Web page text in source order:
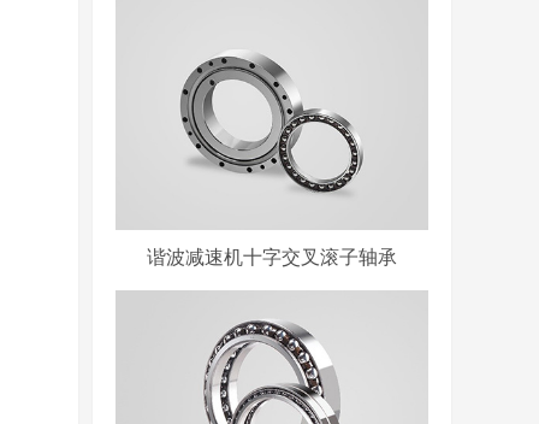
谐波减速机十字交叉滚子轴承